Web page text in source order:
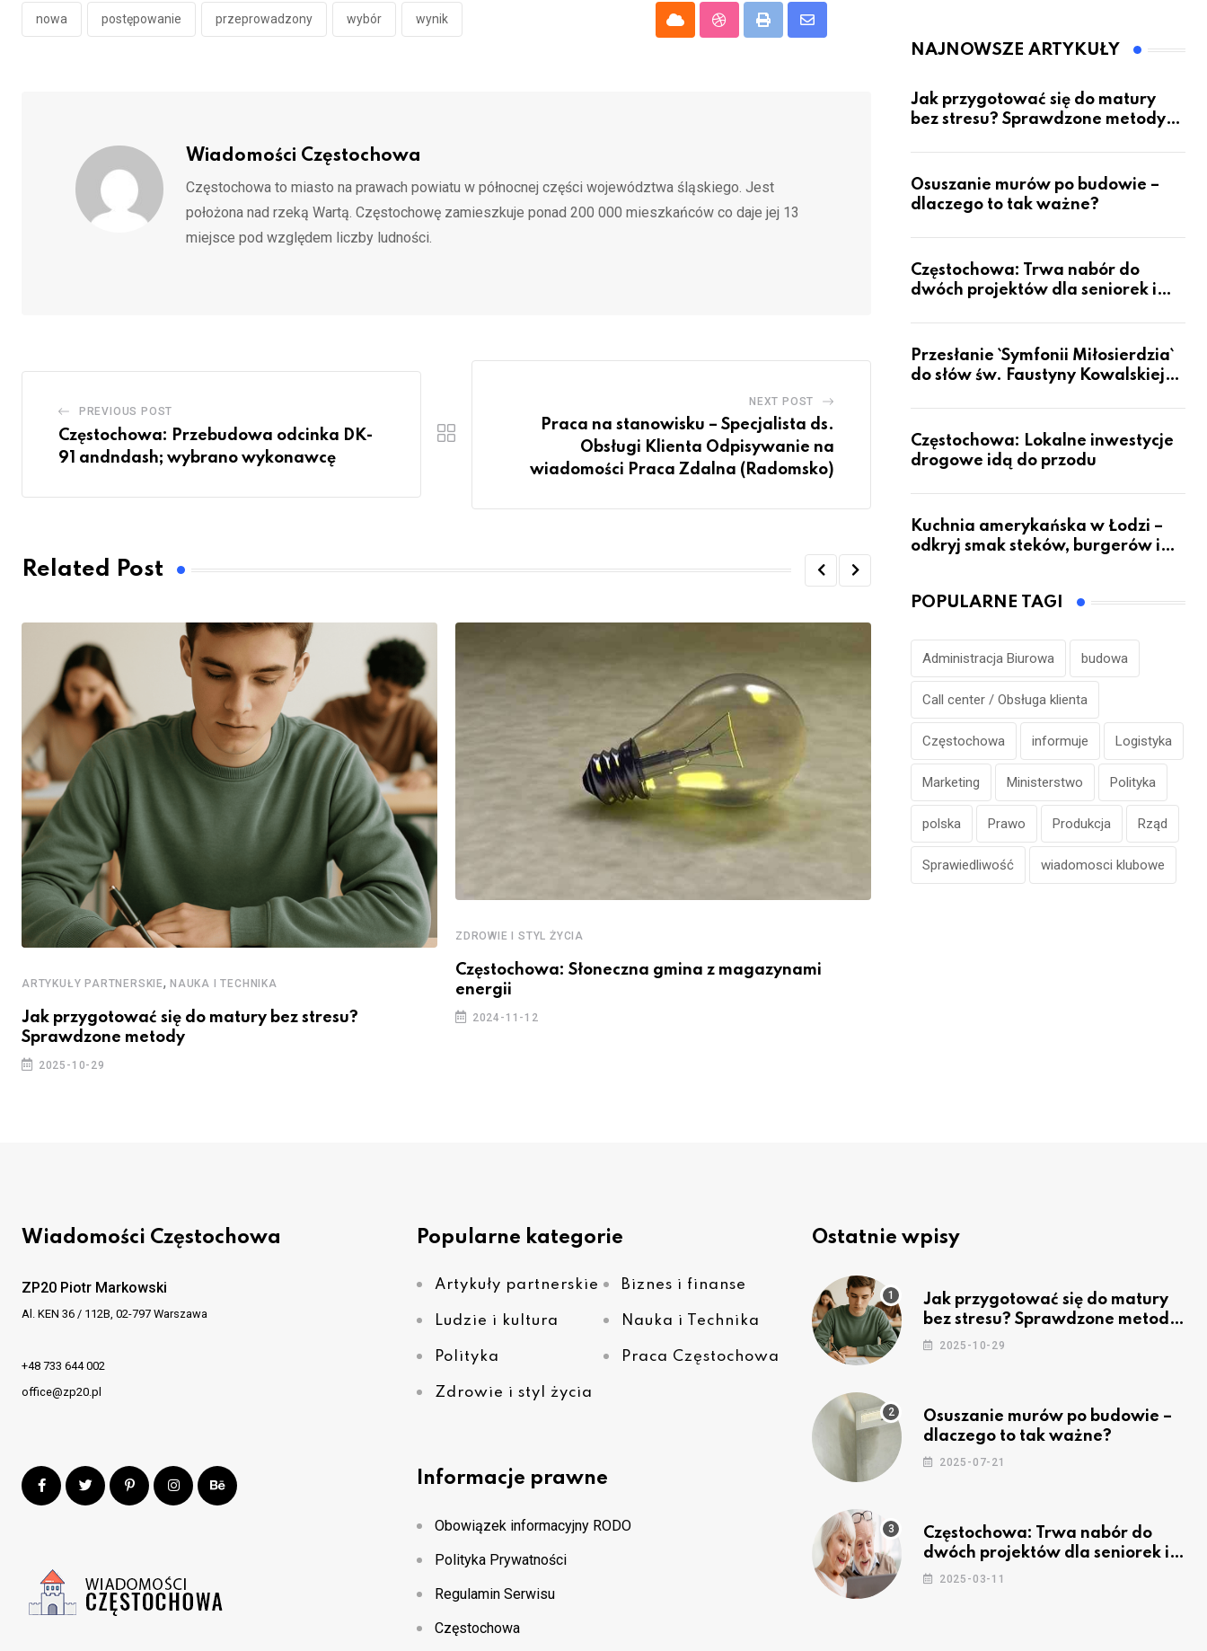
nowa postępowanie przeprowadzony wybór wynik
Cloud StumbleUpon
Print
Share
Wiadomości Częstochowa
Częstochowa to miasto na prawach powiatu w północnej części województwa śląskiego. Jest
położona nad rzeką Wartą. Częstochowę zamieszkuje ponad 200 000 mieszkańców co daje jej 13
miejsce pod względem liczby ludności.
PREVIOUS POST
Częstochowa: Przebudowa odcinka DK-
91 andndash; wybrano wykonawcę
NEXT POST
Praca na stanowisku – Specjalista ds.
Obsługi Klienta Odpisywanie na
wiadomości Praca Zdalna (Radomsko)
Related Post
ARTYKUŁY PARTNERSKIE, NAUKA I TECHNIKA
Jak przygotować się do matury bez stresu?
Sprawdzone metody
2025-10-29
ZDROWIE I STYL ŻYCIA
Częstochowa: Słoneczna gmina z magazynami
energii
2024-11-12
pacjentów?
NAJNOWSZE ARTYKUŁY
Jak przygotować się do matury
bez stresu? Sprawdzone metody
Osuszanie murów po budowie –
dlaczego to tak ważne?
Częstochowa: Trwa nabór do
dwóch projektów dla seniorek i
Przesłanie `Symfonii Miłosierdzia`
do słów św. Faustyny Kowalskiej
Częstochowa: Lokalne inwestycje
drogowe idą do przodu
Kuchnia amerykańska w Łodzi –
odkryj smak steków, burgerów i
POPULARNE TAGI
Administracja Biurowa budowa
Call center / Obsługa klienta
Częstochowa informuje Logistyka
Marketing Ministerstwo Polityka
polska Prawo Produkcja Rząd
Sprawiedliwość wiadomosci klubowe
Wiadomości Częstochowa
ZP20 Piotr Markowski
Al. KEN 36 / 112B, 02-797 Warszawa
+48 733 644 002
office@zp20.pl
Popularne kategorie
Artykuły partnerskie Biznes i finanse
Ludzie i kultura Nauka i Technika
Polityka Praca Częstochowa
Zdrowie i styl życia
Informacje prawne
Obowiązek informacyjny RODO
Polityka Prywatności
Regulamin Serwisu
Częstochowa
Ostatnie wpisy
Jak przygotować się do matury
bez stresu? Sprawdzone metody
nauki z kursów w Częstochowie
2025-10-29
Osuszanie murów po budowie –
dlaczego to tak ważne?
2025-07-21
Częstochowa: Trwa nabór do
dwóch projektów dla seniorek i
seniorów
2025-03-11